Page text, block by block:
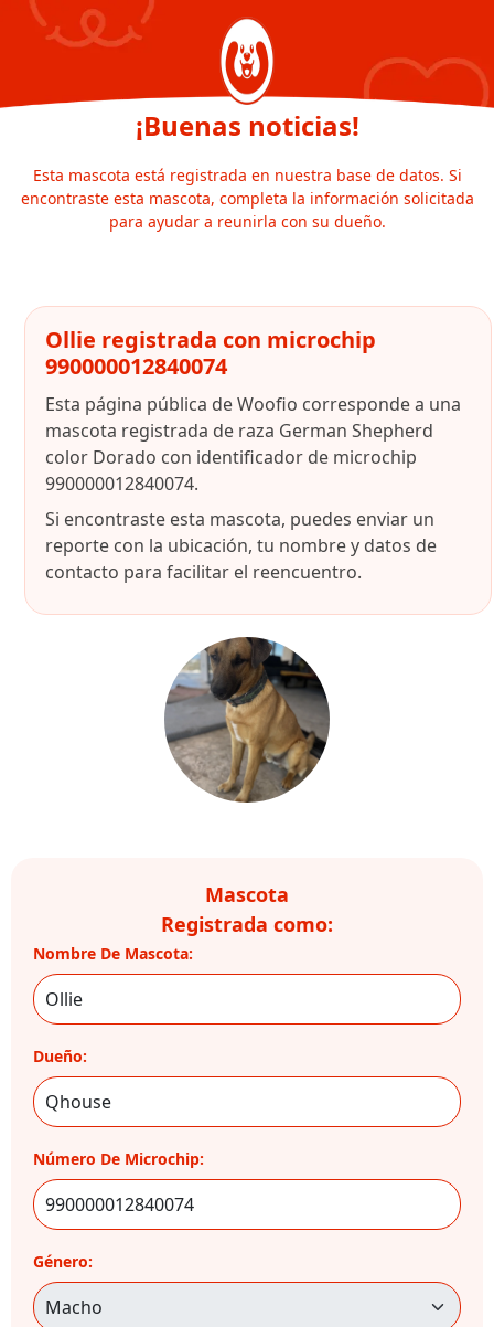
¡Buenas noticias!
Esta mascota está registrada en nuestra base de datos. Si
encontraste esta mascota, completa la información solicitada
para ayudar a reunirla con su dueño.
Ollie registrada con microchip
990000012840074
Esta página pública de Woofio corresponde a una
mascota registrada de raza German Shepherd
color Dorado con identificador de microchip
990000012840074.
Si encontraste esta mascota, puedes enviar un
reporte con la ubicación, tu nombre y datos de
contacto para facilitar el reencuentro.
Mascota
Registrada como:
Nombre De Mascota:
Dueño:
Número De Microchip:
Género: